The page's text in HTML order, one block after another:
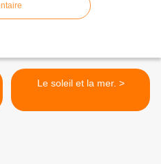
Le soleil et la mer. >